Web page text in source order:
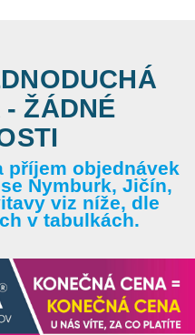
- ŽÁDNÉ
příjem objednávek
Nymburk, Jičín,
viz níže, dle
v tabulkách.